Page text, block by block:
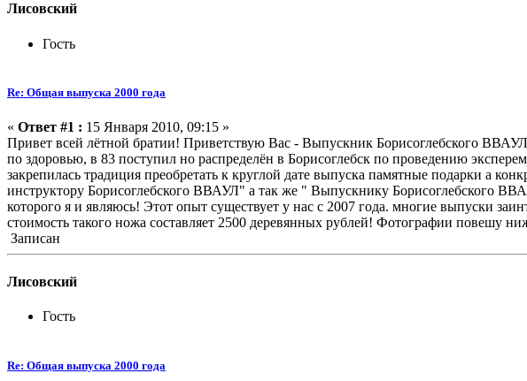
Лисовский
Гость
Re: Общая выпуска 2000 года
« Ответ #1 : 15 Января 2010, 09:15 »
Привет всей лётной братии! Приветствую Вас - Выпускник Борисоглебского
по здоровью, в 83 поступил но распределён в Борисоглебск по проведению
закрепилась традиция преобретать к круглой дате выпуска памятные подарки а
инструктору Борисоглебского ВВАУЛ" а так же " Выпускнику Борисоглебского
которого я и являюсь! Этот опыт существует у нас с 2007 года. многие выпуски
стоимость такого ножа составляет 2500 деревянных рублей! Фотографии повешу
Записан
Лисовский
Гость
Re: Общая выпуска 2000 года